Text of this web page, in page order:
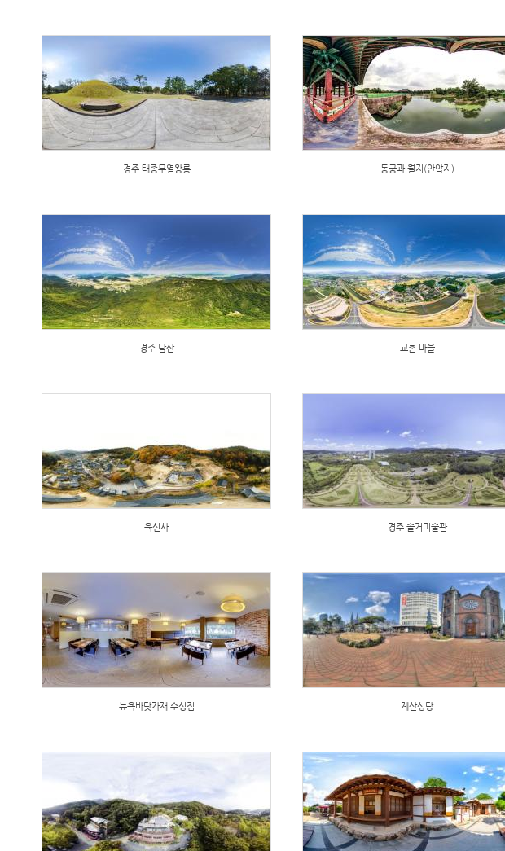
경주 태종무열왕릉 동궁과 월지(안압지)
경주 남산 교촌 마을
육신사 경주 솔거미술관
뉴욕바닷가재 수성점 계산성당